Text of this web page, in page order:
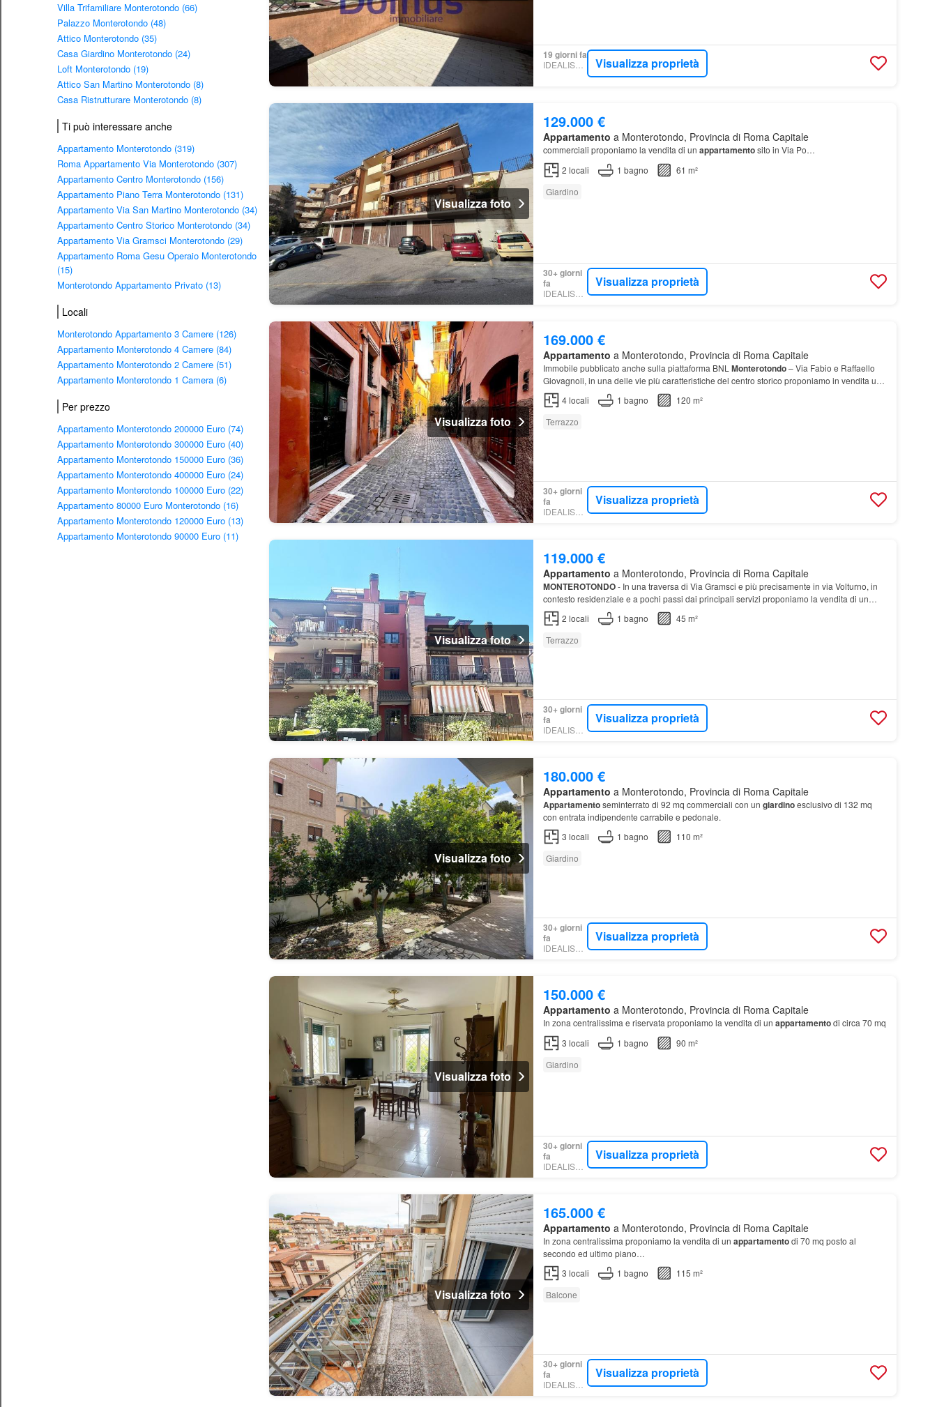
Villa Trifamiliare Monterotondo (66)
Palazzo Monterotondo (48)
Attico Monterotondo (35)
Casa Giardino Monterotondo (24)
Loft Monterotondo (19)
Attico San Martino Monterotondo (8)
Casa Ristrutturare Monterotondo (8)
Ti può interessare anche
Appartamento Monterotondo (319)
Roma Appartamento Via Monterotondo (307)
Appartamento Centro Monterotondo (156)
Appartamento Piano Terra Monterotondo (131)
Appartamento Via San Martino Monterotondo (34)
Appartamento Centro Storico Monterotondo (34)
Appartamento Via Gramsci Monterotondo (29)
Appartamento Roma Gesu Operaio Monterotondo
(15)
Monterotondo Appartamento Privato (13)
Locali
Monterotondo Appartamento 3 Camere (126)
Appartamento Monterotondo 4 Camere (84)
Appartamento Monterotondo 2 Camere (51)
Appartamento Monterotondo 1 Camera (6)
Per prezzo
Appartamento Monterotondo 200000 Euro (74)
Appartamento Monterotondo 300000 Euro (40)
Appartamento Monterotondo 150000 Euro (36)
Appartamento Monterotondo 400000 Euro (24)
Appartamento Monterotondo 100000 Euro (22)
Appartamento 80000 Euro Monterotondo (16)
Appartamento Monterotondo 120000 Euro (13)
Appartamento Monterotondo 90000 Euro (11)
19 giorni fa
IDEALISTA.IT Visualizza proprietà
Visualizza foto
129.000 €
Appartamento a Monterotondo, Provincia di Roma Capitale
commerciali proponiamo la vendita di un appartamentosito in Via Po…
2 locali 1 bagno
61 m²
Giardino
30+ giorni
fa
IDEALISTA.IT
Visualizza proprietà
Visualizza foto
169.000 €
Appartamento a Monterotondo, Provincia di Roma Capitale
Immobile pubblicato anche sulla piattaforma BNL Monterotondo– Via Fabio e Raffaello
Giovagnoli, in una delle vie più caratteristiche del centro storico proponiamo in vendita un
caratteristico
appartamento quadrilocale
4locali 1 bagno
120 m²
Terrazzo
30+ giorni
fa
IDEALISTA.IT
Visualizza proprietà
Visualizza foto
119.000 €
Appartamento a Monterotondo, Provincia di Roma Capitale
MONTEROTONDO- In una traversa di Via Gramsci e più precisamente in via Volturno, in
contesto residenziale e a pochi passi dai principali servizi proponiamo la vendita di un
delizioso
appartamento bilocaledi recente costruzi…
2 locali 1 bagno
45 m²
Terrazzo
30+ giorni
fa
IDEALISTA.IT
Visualizza proprietà
Visualizza foto
180.000 €
Appartamento a Monterotondo, Provincia di Roma Capitale
Appartamentoseminterrato di 92 mq commerciali con un giardinoesclusivo di 132 mq
con entrata indipendente carrabile e pedonale.
3 locali 1 bagno
110 m²
Giardino
30+ giorni
fa
IDEALISTA.IT
Visualizza proprietà
Visualizza foto
150.000 €
Appartamento a Monterotondo, Provincia di Roma Capitale
In zona centralissima e riservata proponiamo la vendita di un appartamentodi circa 70 mq
3 locali 1 bagno
90 m²
Giardino
30+ giorni
fa
IDEALISTA.IT
Visualizza proprietà
Visualizza foto
165.000 €
Appartamento a Monterotondo, Provincia di Roma Capitale
In zona centralissima proponiamo la vendita di un appartamentodi 70 mq posto al
secondo ed ultimo piano…
3 locali 1 bagno
115 m²
Balcone
30+ giorni
fa
IDEALISTA.IT
Visualizza proprietà